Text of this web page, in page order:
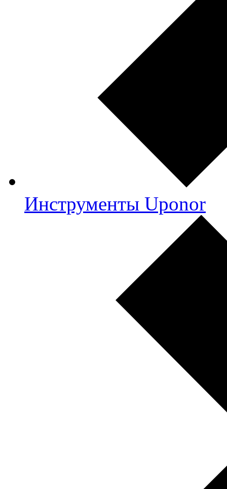
Инструменты Uponor